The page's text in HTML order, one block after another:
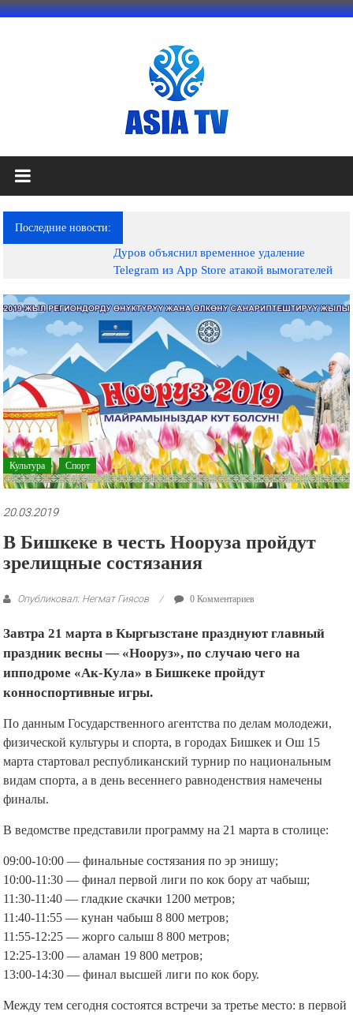
Перейти
АЗИЯ
ТВ
это
телеканал
документальные
фильмы,
музыкальные
произведения,
рекламные
ролики
и
презентации.
Последние новости:
Дуров объяснил временное удаление
Telegram из App Store атакой вымогателей
Культура Спорт
20.03.2019
В Бишкеке в честь Нооруза пройдут
зрелищные состязания
Опубликовал: Негмат Гиясов 0 Комментариев
Завтра 21 марта в Кыргызстане празднуют главный
праздник весны — «Нооруз», по случаю чего на
ипподроме «Ак-Кула» в Бишкеке пройдут
конноспортивные игры.
По данным Государственного агентства по делам молодежи,
физической культуры и спорта, в городах Бишкек и Ош 15
марта стартовал республиканский турнир по национальным
видам спорта, а в день весеннего равноденствия намечены
финалы.
В ведомстве представили программу на 21 марта в столице:
09:00-10:00 — финальные состязания по эр энишу;
10:00-11:30 — финал первой лиги по кок бору ат чабыш;
11:30-11:40 — гладкие скачки 1200 метров;
11:40-11:55 — кунан чабыш 8 800 метров;
11:55-12:25 — жорго салыш 8 800 метров;
12:25-13:00 — аламан 19 800 метров;
13:00-14:30 — финал высшей лиги по кок бору.
Между тем сегодня состоятся встречи за третье место: в первой